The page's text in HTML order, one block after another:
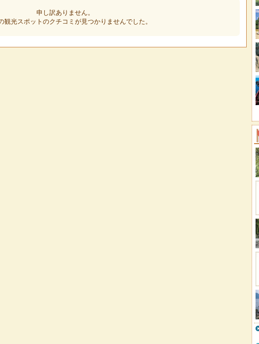
申し訳ありません。
観光スポットのクチコミが見つかりませんでした。